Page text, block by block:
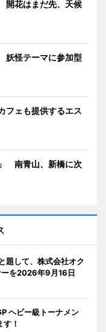
開花はまだ先、天候
妖怪テーマに参加型
フェも提供するエス
南青山、新橋に次
題して、株式会社オク
ーを2026年9月16日
ヘビー級トーナメン
！